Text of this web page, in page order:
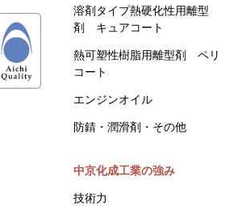
溶剤タイプ熱硬化性用離型
剤 キュアコート
熱可塑性樹脂用離型剤 ペリ
コート
エンジンオイル
防錆・潤滑剤・その他
中京化成工業の強み
技術力